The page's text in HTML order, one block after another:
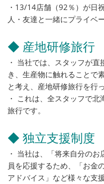
・13/14店舗（92％）が日
人・友達と一緒にプライベ
◆ 産地研修旅行
・ 当社では、スタッフが
き、生産物に触れることで
と考え、産地研修旅行を行
・ これは、全スタッフで
旅行です。
◆ 独立支援制度
・ 当社は、「将来自分の
員を応援するため、「お金
アドバイス」など様々な支